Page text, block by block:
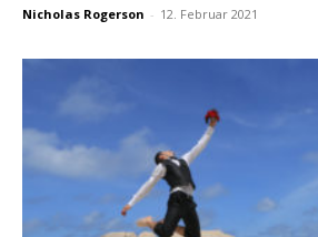
Nicholas Rogerson - 12. Februar 2021